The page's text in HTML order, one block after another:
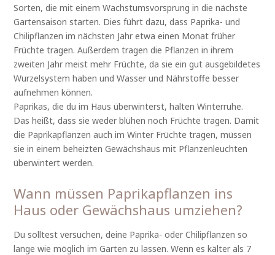
Sorten, die mit einem Wachstumsvorsprung in die nächste
Gartensaison starten. Dies führt dazu, dass Paprika- und
Chilipflanzen im nächsten Jahr etwa einen Monat früher
Früchte tragen. Außerdem tragen die Pflanzen in ihrem
zweiten Jahr meist mehr Früchte, da sie ein gut ausgebildetes
Wurzelsystem haben und Wasser und Nährstoffe besser
aufnehmen können.
Paprikas, die du im Haus überwinterst, halten Winterruhe.
Das heißt, dass sie weder blühen noch Früchte tragen. Damit
die Paprikapflanzen auch im Winter Früchte tragen, müssen
sie in einem beheizten Gewächshaus mit Pflanzenleuchten
überwintert werden.
Wann müssen Paprikapflanzen ins
Haus oder Gewächshaus umziehen?
Du solltest versuchen, deine Paprika- oder Chilipflanzen so
lange wie möglich im Garten zu lassen. Wenn es kälter als 7